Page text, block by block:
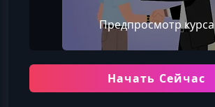
Предпросмотр курса
Начать Сейчас